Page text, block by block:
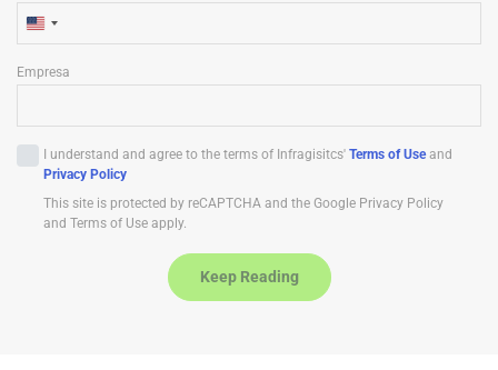
U
i
d
Empresa
I understand and agree to the terms of Infragisitcs' Terms of Useand
Privacy Policy
This site is protected by reCAPTCHA and the Google Privacy Policy
and Terms of Use apply.
Keep Reading